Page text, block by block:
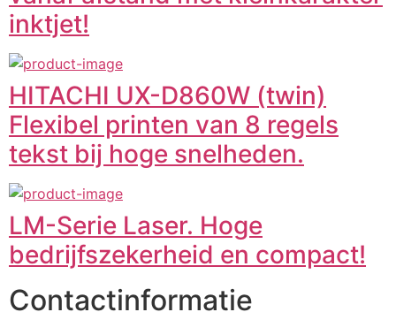
inktjet!
HITACHI UX-D860W (twin)
Flexibel printen van 8 regels
tekst bij hoge snelheden.
LM-Serie Laser. Hoge
bedrijfszekerheid en compact!
Contactinformatie